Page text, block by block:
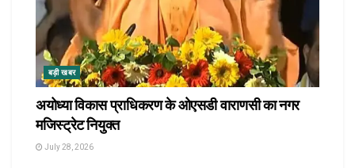
बड़ी खबर
अयोध्या विकास प्राधिकरण के ओएसडी वाराणसी का नगर
मजिस्ट्रेट नियुक्त
July 28, 2026